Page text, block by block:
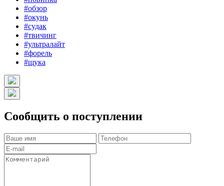
#обзор
#окунь
#судак
#твичинг
#ультралайт
#форель
#щука
Сообщить о поступлении